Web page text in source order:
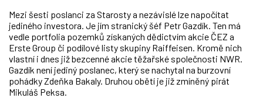
Mezi šesti poslanci za Starosty a nezávislé lze napočítat
jediného investora. Je jím stranický šéf Petr Gazdík. Ten má
vedle portfolia pozemků získaných dědictvím akcie ČEZ a
Erste Group či podílové listy skupiny Raiffeisen. Kromě nich
vlastní i dnes již bezcenné akcie těžařské společnosti NWR.
Gazdík není jediný poslanec, který se nachytal na burzovní
pohádky Zdeňka Bakaly. Druhou obětí je již zmíněný pirát
Mikuláš Peksa.